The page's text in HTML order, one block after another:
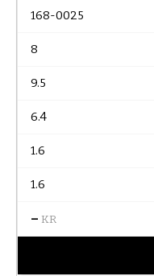
168-0025
8
9.5
6.4
1.6
1.6
– KR